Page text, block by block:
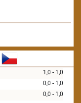
1,0 - 1,0
0,0 - 1,0
0,0 - 1,0